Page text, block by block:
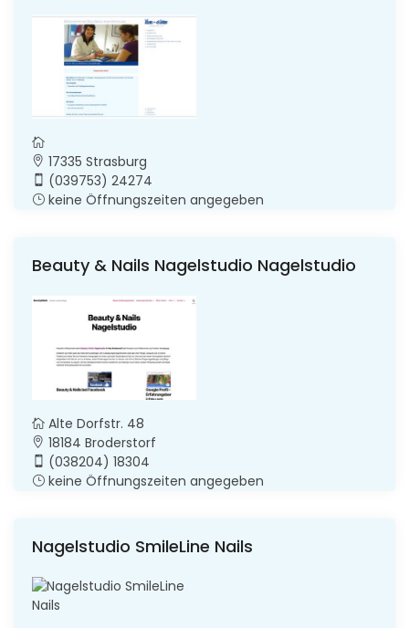
17335 Strasburg
(039753) 24274
keine Öffnungszeiten angegeben
Beauty & Nails Nagelstudio Nagelstudio
Alte Dorfstr. 48
18184 Broderstorf
(038204) 18304
keine Öffnungszeiten angegeben
Nagelstudio SmileLine Nails